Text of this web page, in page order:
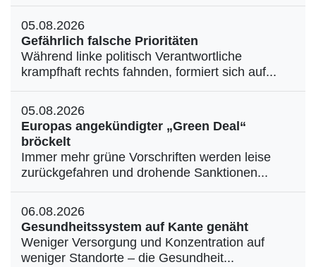
05.08.2026
Gefährlich falsche Prioritäten
Während linke politisch Verantwortliche
krampfhaft rechts fahnden, formiert sich auf...
05.08.2026
Europas angekündigter „Green Deal“
bröckelt
Immer mehr grüne Vorschriften werden leise
zurückgefahren und drohende Sanktionen...
06.08.2026
Gesundheitssystem auf Kante genäht
Weniger Versorgung und Konzentration auf
weniger Standorte – die Gesundheit...